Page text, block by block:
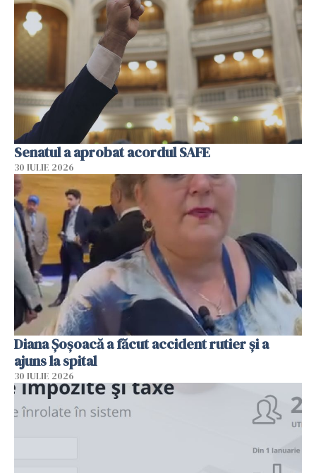
Senatul a aprobat acordul SAFE
30 IULIE 2026
Diana Șoșoacă a făcut accident rutier și a
ajuns la spital
30 IULIE 2026